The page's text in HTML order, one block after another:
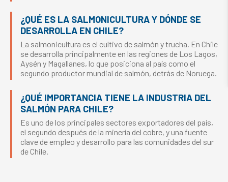
¿QUÉ ES LA SALMONICULTURA Y DÓNDE SE
DESARROLLA EN CHILE?
La salmonicultura es el cultivo de salmón y trucha. En Chile
se desarrolla principalmente en las regiones de Los Lagos,
Aysén y Magallanes, lo que posiciona al país como el
segundo productor mundial de salmón, detrás de Noruega.
¿QUÉ IMPORTANCIA TIENE LA INDUSTRIA DEL
SALMÓN PARA CHILE?
Es uno de los principales sectores exportadores del país,
el segundo después de la minería del cobre, y una fuente
clave de empleo y desarrollo para las comunidades del sur
de Chile.